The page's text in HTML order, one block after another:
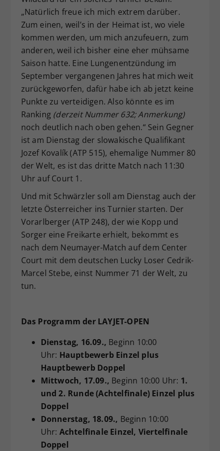
„Natürlich freue ich mich extrem darüber.
Zum einen, weil’s in der Heimat ist, wo viele
kommen werden, um mich anzufeuern, zum
anderen, weil ich bisher eine eher mühsame
Saison hatte. Eine Lungenentzündung im
September vergangenen Jahres hat mich weit
zurückgeworfen, dafür habe ich ab jetzt keine
Punkte zu verteidigen. Also könnte es im
Ranking (derzeit Nummer 632; Anmerkung)
noch deutlich nach oben gehen.“ Sein Gegner
ist am Dienstag der slowakische Qualifikant
Jozef Kovalík (ATP 515), ehemalige Nummer 80
der Welt, es ist das dritte Match nach 11:30
Uhr auf Court 1.
Und mit Schwärzler soll am Dienstag auch der
letzte Österreicher ins Turnier starten. Der
Vorarlberger (ATP 248), der wie Kopp und
Sorger eine Freikarte erhielt, bekommt es
nach dem Neumayer-Match auf dem Center
Court mit dem deutschen Lucky Loser Cedrik-
Marcel Stebe, einst Nummer 71 der Welt, zu
tun.
Das Programm der LAYJET-OPEN
Dienstag, 16.09., Beginn 10:00
Uhr: Hauptbewerb Einzel plus
Hauptbewerb Doppel
Mittwoch, 17.09., Beginn 10:00 Uhr: 1.
und 2. Runde (Achtelfinale) Einzel plus
Doppel
Donnerstag, 18.09., Beginn 10:00
Uhr: Achtelfinale Einzel, Viertelfinale
Doppel